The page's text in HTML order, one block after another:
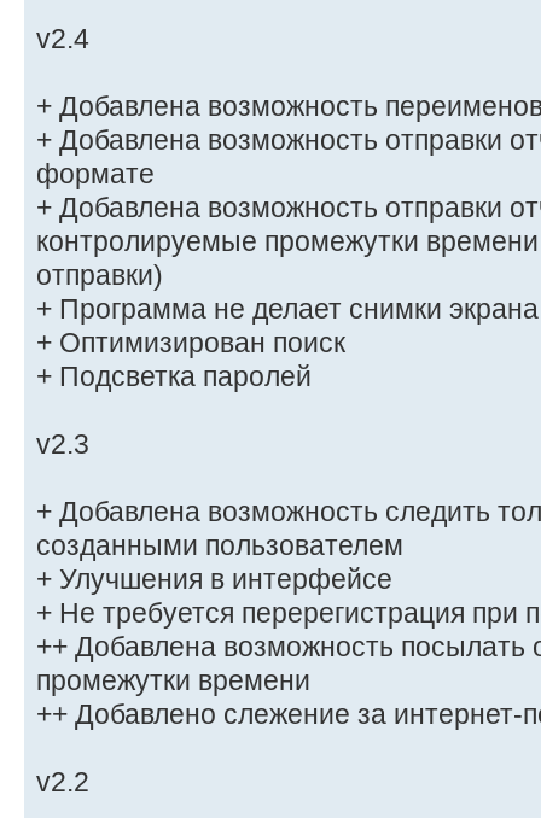
v2.4
+ Добавлена возможность
+ Добавлена возможность отправки
формате
+ Добавлена возможность отправки
контролируемые промежутки
отправки)
+ Программа не делает снимки
+ Оптимизирован поиск
+ Подсветка паролей
v2.3
+ Добавлена возможность следить
созданными пользователем
+ Улучшения в интерфейсе
+ Не требуется перерегистрация при
++ Добавлена возможность
промежутки времени
++ Добавлено слежение за интернет-
v2.2